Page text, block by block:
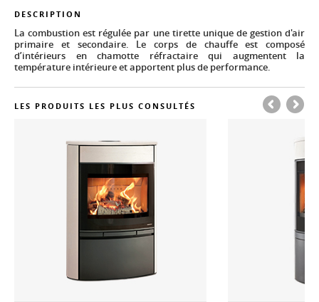
DESCRIPTION
La combustion est régulée par une tirette unique de gestion d'air
primaire et secondaire. Le corps de chauffe est composé
d’intérieurs en chamotte réfractaire qui augmentent la
température intérieure et apportent plus de performance.
LES PRODUITS LES PLUS CONSULTÉS